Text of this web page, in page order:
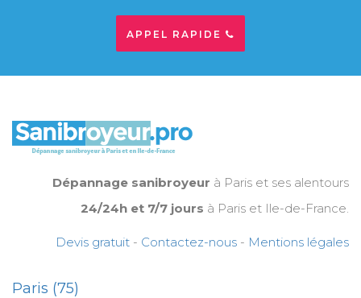
APPEL RAPIDE
Dépannage sanibroyeur à Paris et ses alentours
24/24h et 7/7 jours à Paris et Ile-de-France.
Devis gratuit - Contactez-nous - Mentions légales
Paris (75)